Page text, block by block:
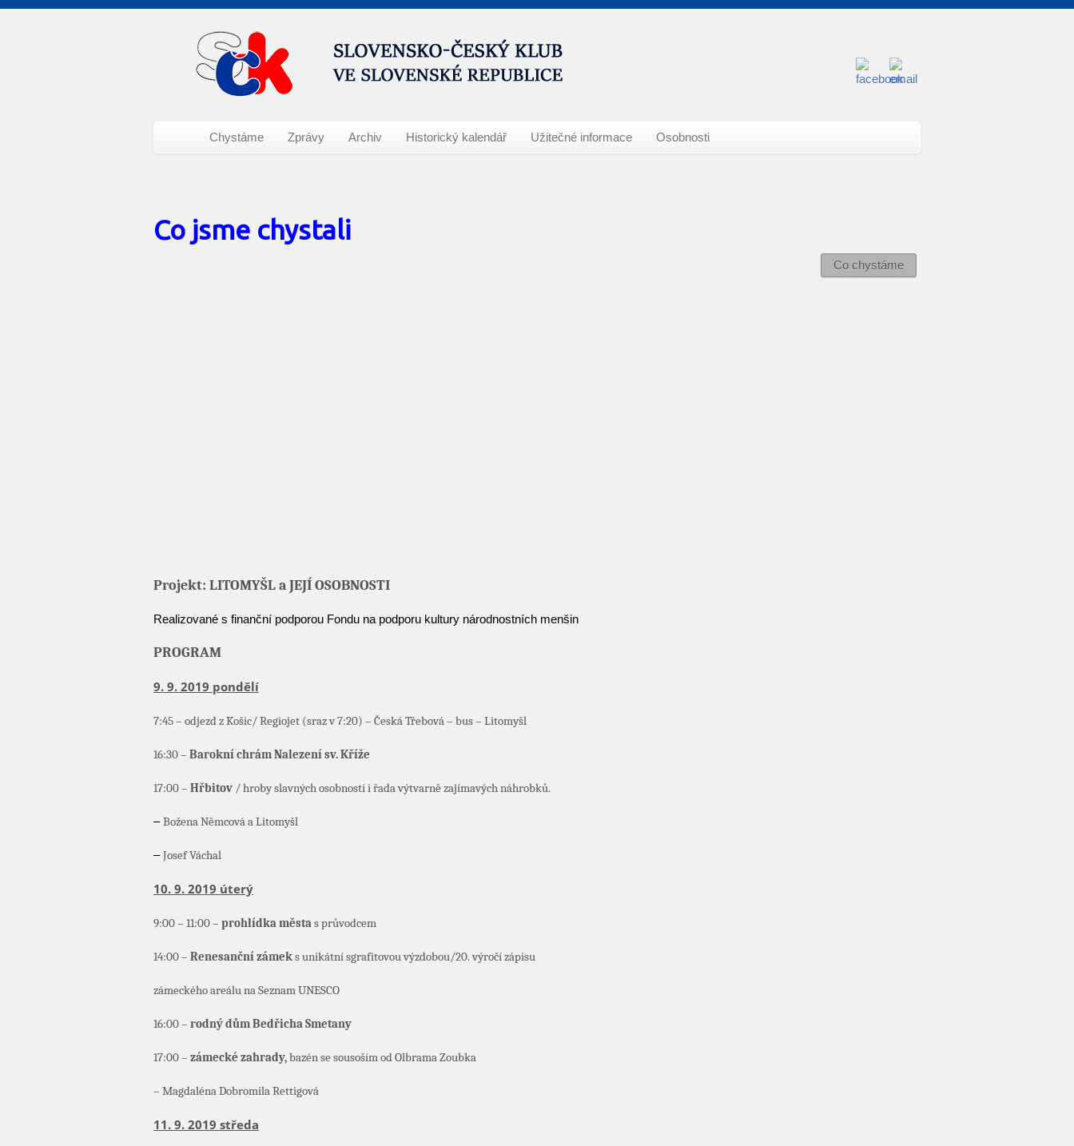
Chystáme Zprávy Archiv Historický kalendář Užitečné informace Osobnosti
Co jsme chystali
Co chystáme
Projekt: LITOMYŠL a JEJÍ OSOBNOSTI
Realizované s finanční podporou Fondu na podporu kultury národnostních menšin
PROGRAM
9. 9. 2019 pondělí
7:45 – odjezd z Košic/ Regiojet (sraz v 7:20) – Česká Třebová – bus – Litomyšl
16:30 – Barokní chrám Nalezení sv. Kříže
17:00 – Hřbitov / hroby slavných osobností i řada výtvarně zajímavých náhrobků.
–Božena Němcová a Litomyšl
–Josef Váchal
10. 9. 2019 úterý
9:00 – 11:00 – prohlídka městas průvodcem
14:00 – Renesanční zámeks unikátní sgrafitovou výzdobou/20. výročí zápisu
zámeckého areálu na Seznam UNESCO
16:00 – rodný dům Bedřicha Smetany
17:00 – zámecké zahrady,bazén se sousoším od Olbrama Zoubka
– Magdaléna Dobromila Rettigová
11. 9. 2019 středa